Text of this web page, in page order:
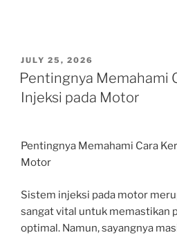
POSTED
ON
JULY 25, 2026
Pentingnya Memahami
Injeksi pada Motor
Pentingnya Memahami Cara
Motor
Sistem injeksi pada motor
sangat vital untuk memastikan
optimal. Namun, sayangnya